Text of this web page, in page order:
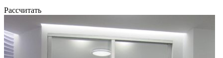
Рассчитать